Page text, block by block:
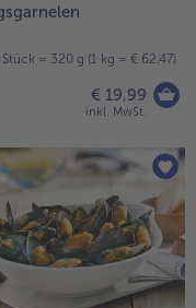
= 320 g (1 kg = € 62,47)
€ 19,99
inkl. MwSt.